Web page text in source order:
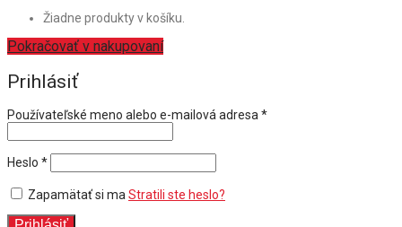
Žiadne produkty v košíku.
Pokračovať v nakupovaní
Prihlásiť
Používateľské meno alebo e-mailová adresa *Povinné
Heslo *Povinné
Zapamätať si ma Stratili ste heslo?